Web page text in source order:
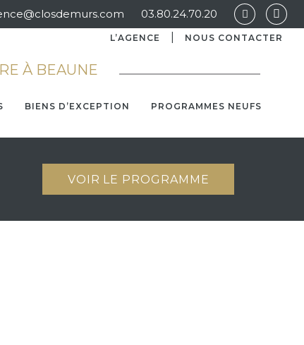
03.80.24.70.20
L’AGENCE NOUS CONTACTER
À BEAUNE
BIENS D’EXCEPTION PROGRAMMES NEUFS
VOIR LE PROGRAMME